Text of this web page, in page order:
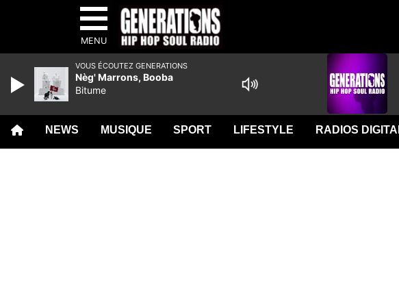
MENU
NEWS MUSIQUE SPORT LIFESTYLE RADIOS
VOUS ÉCOUTEZ GENERATIONS
Nèg' Marrons, Booba
Bitume